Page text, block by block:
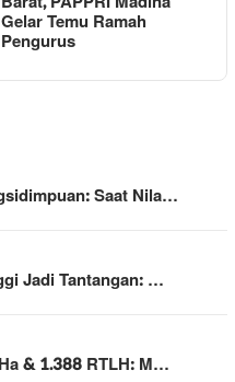
Gelar Temu Ramah
Pengurus
Saat Nila…
Jadi Tantangan: …
& 1.388 RTLH: M…